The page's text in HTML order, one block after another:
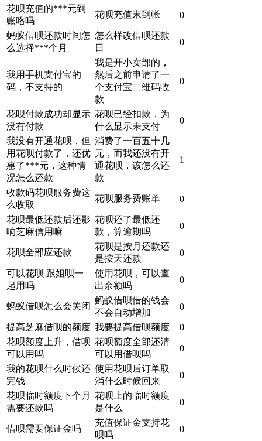
花呗充值的***元到
账咯吗
花呗充值末到帐 0
蚂蚁借呗还款时间怎
么选择***个月
怎么样改借呗还款
日
0
我用手机支付宝的
码，不支持的
我是开小卖部的，
然后之前申请了一
个支付宝二维码收
款
0
花呗付款成功却显示
没有付款
花呗已经扣款，为
什么显示未支付
0
我没有开通花呗，但
用花呗付款了，还优
惠了***元，这种情
况怎么还款
消费了一百五十几
元，而我还没有开
通花呗，该怎么还
款
1
收款码花呗服务费这
么收取
花呗服务费账单 0
花呗最低还款后还影
响芝麻信用嘛
花呗还了最低还
款，算逾期吗
0
花呗全部应还款
花呗是按月还款还
是按天还款
0
可以花呗 跟姐呗一
起用吗
使用花呗，可以查
出余额吗
0
蚂蚁借呗怎么会关闭
蚂蚁借呗借的钱会
不会自动增加
0
提高芝麻借呗的额度 我要提高借呗额度
0
花呗额度上升，借呗
可以用吗
花呗额度全部还清
可以用借呗吗
0
我的花呗什么时候还
完钱
使用花呗后订单取
消什么时候回来
0
花呗临时额度下个月
需要还款吗
花呗上的临时额度
是什么
0
借呗需要保证金吗
充值保证金支持花
呗吗
0